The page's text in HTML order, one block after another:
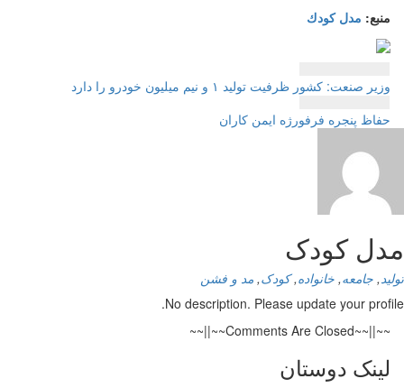
منبع: مدل كودك
راهبری
نوشته
وزیر صنعت: كشور ظرفیت تولید ۱ و نیم میلیون خودرو را دارد
حفاظ پنجره فرفورژه ایمن كاران
مدل کودک
تولید, جامعه, خانواده,کودک, مد و فشن
No description. Please update your profile.
~~||~~Comments Are Closed~~||~~
لینک دوستان